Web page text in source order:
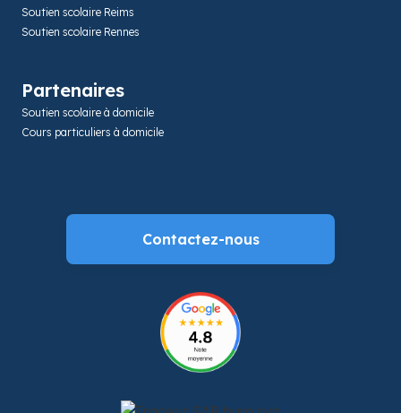
Soutien scolaire Reims
Soutien scolaire Rennes
Partenaires
Soutien scolaire à domicile
Cours particuliers à domicile
Contactez-nous